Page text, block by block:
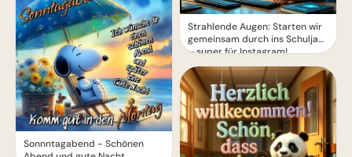
Sonnntagabend - Schönen
Strahlende Augen: Starten wir
gemeinsam durch ins Schuljahr
– super für Instagram!